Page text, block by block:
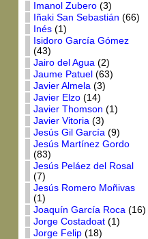
Imanol Zubero(3)
Iñaki San Sebastián (66)
Inés(1)
Isidoro García Gómez
(43)
Jairo del Agua(2)
Jaume Patuel (63)
Javier Almela(3)
Javier Elzo(14)
Javier Thomson (1)
Javier Vitoria(3)
Jesús Gil García(9)
Jesús Martínez Gordo
(83)
Jesús Peláez del Rosal
(7)
Jesús Romero Moñivas
(1)
Joaquín García Roca(16)
Jorge Costadoat(1)
Jorge Felip(18)